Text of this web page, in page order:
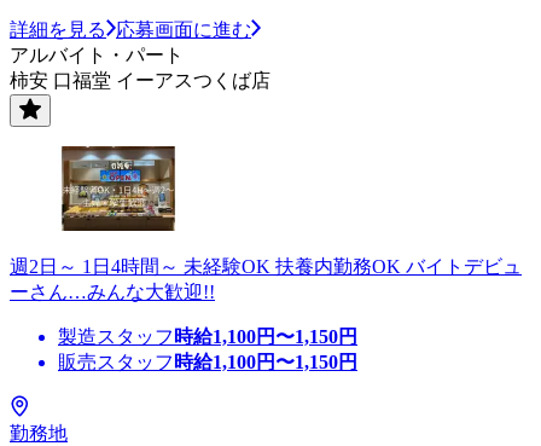
詳細を見る
応募画面に進む
アルバイト・パート
柿安 口福堂 イーアスつくば店
週2日～ 1日4時間～ 未経験OK 扶養内勤務OK バイトデビュ
ーさん…みんな大歓迎!!
製造スタッフ 時給1,100円〜1,150円
販売スタッフ 時給1,100円〜1,150円
勤務地